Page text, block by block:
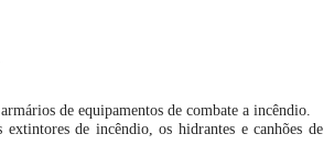
de equipamentos de combate a incêndio.
de incêndio, os hidrantes e canhões de